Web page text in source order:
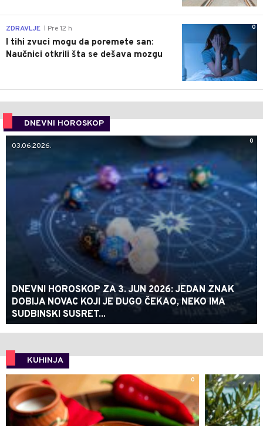
0
ZDRAVLJE Pre 12 h
I tihi zvuci mogu da poremete san:
Naučnici otkrili šta se dešava mozgu
DNEVNI HOROSKOP
0
03.06.2026.
DNEVNI HOROSKOP ZA 3. JUN 2026: JEDAN ZNAK
DOBIJA NOVAC KOJI JE DUGO ČEKAO, NEKO IMA
SUDBINSKI SUSRET...
KUHINJA
0